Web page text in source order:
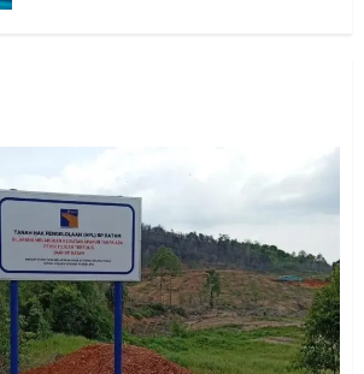
Pemko Batam Tegaskan RT dan
RW bukan Petugas Pendataan
dan Pemungutan Pajak
AGUSTUS 1, 2026 0